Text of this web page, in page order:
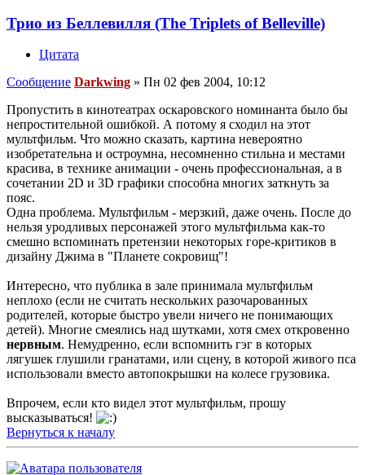
Трио из Беллевилля (The Triplets of Belleville)
Цитата
Сообщение Darkwing » Пн 02 фев 2004, 10:12
Пропустить в кинотеатрах оскаровского номинанта было бы
непростительной ошибкой. А потому я сходил на этот
мультфильм. Что можно сказать, картина невероятно
изобретательна и остроумна, несомненно стильна и местами
красива, в технике анимации - очень профессиональная, а в
сочетании 2D и 3D графики способна многих заткнуть за
пояс.
Одна проблема. Мультфильм - мерзкий, даже очень. После до
нельзя уродливых персонажей этого мультфильма как-то
смешно вспоминать претензии некоторых горе-критиков в
дизайну Джима в "Планете сокровищ"!
Интересно, что публика в зале принимала мультфильм
неплохо (если не считать нескольких разочарованных
родителей, которые быстро увели ничего не понимающих
детей). Многие смеялись над шутками, хотя смех откровенно
нервным. Немудренно, если вспомнить гэг в которых
лягушек глушили гранатами, или сцену, в которой живого пса
использовали вместо автопокрышки на колесе грузовика.
Впрочем, если кто видел этот мультфильм, прошу
высказываться!
Вернуться к началу